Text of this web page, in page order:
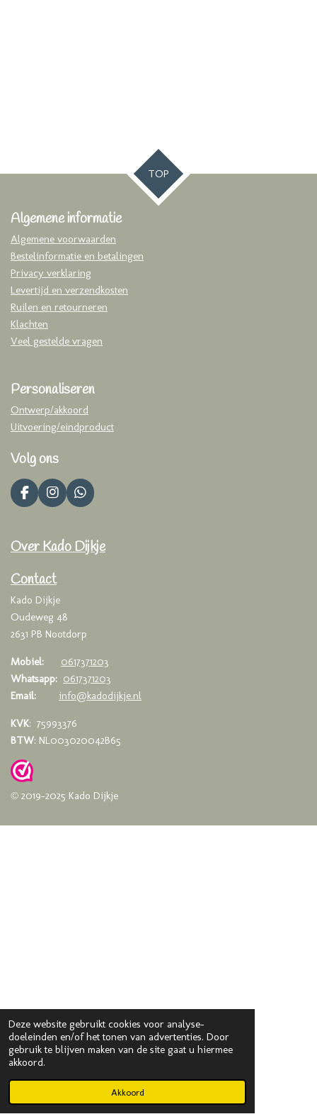
Deze website gebruikt cookies voor analyse-
doeleinden en/of het tonen van advertenties. Door
gebruik te blijven maken van de site gaat u hiermee
akkoord.
Akkoord
TOP
Algemene informatie
Algemene voorwaarden
Bestelinformatie en betalingen
Privacy verklaring
Levertijd en verzendkosten
Ruilen en retourneren
Klachten
Veel gestelde vragen
Personaliseren
Ontwerp/akkoord
Uitvoering/eindproduct
Volg ons
F
a
b
o
k
I
n
a
r
a
m
W
h
s
Over Kado Dijkje
Contact
Kado Dijkje
Oudeweg 48
2631 PB Nootdorp
Mobiel:
0617371203
Whatsapp: 0617371203
Email:
info@kadodijkje.nl
KVK: 75993376
BTW: NL003020042B65
© 2019-2025 Kado Dijkje